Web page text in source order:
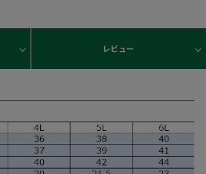
レビュー